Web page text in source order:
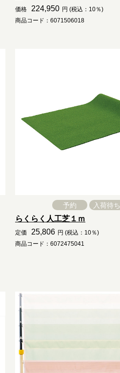
価格 224,950 円 (税込：10％)
商品コード：6071506018
予約 入荷待ち
らくらく人工芝１ｍ
定価 25,806 円 (税込：10％)
商品コード：6072475041